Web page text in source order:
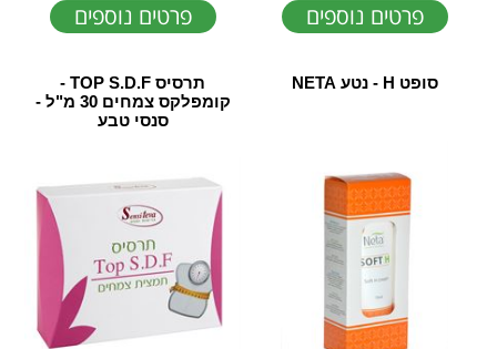
פרטים נוספים פרטים נוספים
סופט H - נטע NETA
תרסיס TOP S.D.F -
קומפלקס צמחים 30 מ"ל -
סנסי טבע